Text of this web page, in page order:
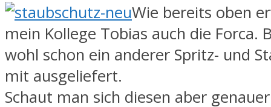
Wie bereits oben
mein Kollege Tobias auch die Forca.
wohl schon ein anderer Spritz- und
mit ausgeliefert.
Schaut man sich diesen aber